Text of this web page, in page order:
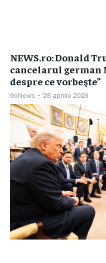
NEWS.ro: Donald
cancelarul german
despre ce vorbeşte”
GoNews - 28 aprilie 2026